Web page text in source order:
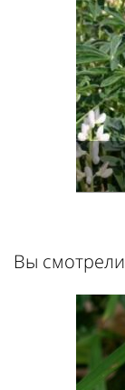
Вы смотрели